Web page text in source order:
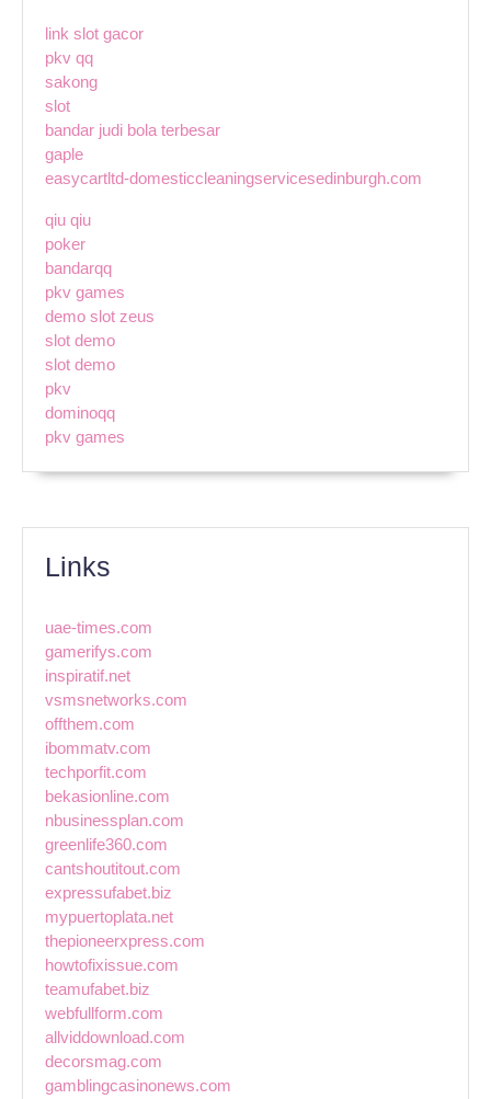
link slot gacor
pkv qq
sakong
slot
bandar judi bola terbesar
gaple
easycartltd-domesticcleaningservicesedinburgh.com
qiu qiu
poker
bandarqq
pkv games
demo slot zeus
slot demo
slot demo
pkv
dominoqq
pkv games
Links
uae-times.com
gamerifys.com
inspiratif.net
vsmsnetworks.com
offthem.com
ibommatv.com
techporfit.com
bekasionline.com
nbusinessplan.com
greenlife360.com
cantshoutitout.com
expressufabet.biz
mypuertoplata.net
thepioneerxpress.com
howtofixissue.com
teamufabet.biz
webfullform.com
allviddownload.com
decorsmag.com
gamblingcasinonews.com